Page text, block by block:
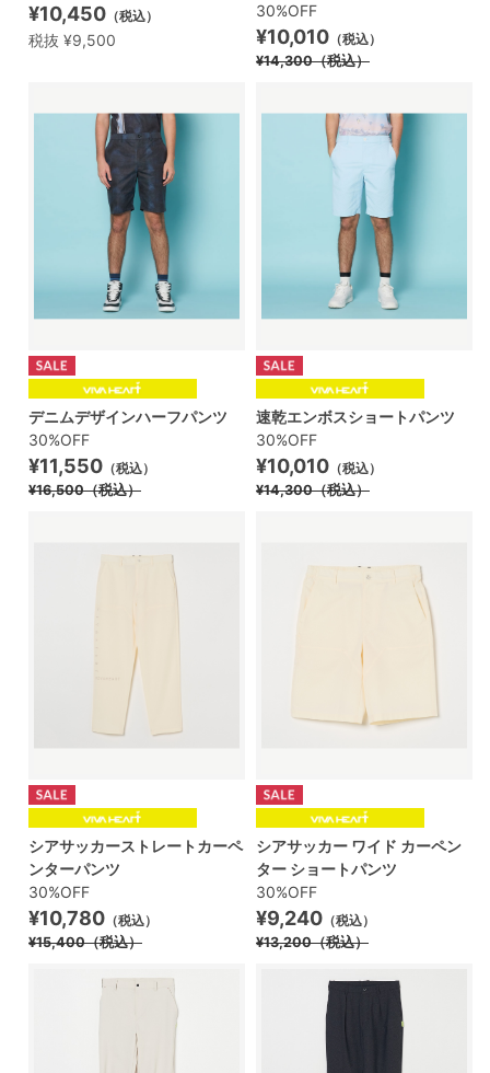
¥10,450 （税込）
税抜 ¥9,500
30%OFF
¥10,010 （税込）
¥14,300（税込）
デニムデザインハーフパンツ
30%OFF
¥11,550 （税込）
¥16,500（税込）
速乾エンボスショートパンツ
30%OFF
¥10,010 （税込）
¥14,300（税込）
シアサッカーストレートカーペ
ンターパンツ
30%OFF
¥10,780 （税込）
¥15,400（税込）
シアサッカー ワイド カーペン
ター ショートパンツ
30%OFF
¥9,240 （税込）
¥13,200（税込）